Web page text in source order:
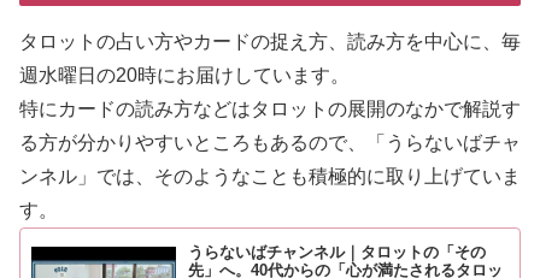
タロットの占い方やカードの捉え方、読み方を中心に、毎
週水曜日の20時にお届けしています。
特にカードの読み方などはタロットの展開のなかで解説す
る方が分かりやすいところもあるので、「うらないばチャ
ンネル」では、そのようなことも積極的に取り上げていま
す。
うらないばチャンネル｜タロットの「その
先」へ。40代からの「心が満たされるタロッ